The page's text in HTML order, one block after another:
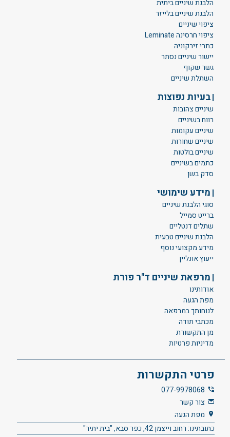
הלבנת שיניים ביתית
הלבנת שיניים בלייזר
ציפוי שיניים
ציפוי חרסינה Leminate
כתרי זירקוניה
יישור שיניים נסתר
גשר שקוף
השתלת שיניים
בעיות נפוצות
שיניים צהובות
רווח בשיניים
שיניים עקומות
שיניים שחורות
שיניים בולטות
כתמים בשיניים
סדק בשן
מידע שימושי
סוגי הלבנת שיניים
ברייט סמייל
שתלים דנטליים
הלבנת שיניים טבעית
מידע מקצועי נוסף
ייעוץ אונליין
מרפאת שיניים ד"ר פורת
אודותינו
מפת הגעה
לנוחותך במרפאה
מכתבי תודה
מן התקשורת
מדיניות פרטיות
פרטי התקשרות
077-9978068
צור קשר
מפת הגעה
כתובתינו: רחוב וייצמן 42, כפר סבא, "בית יתיר"